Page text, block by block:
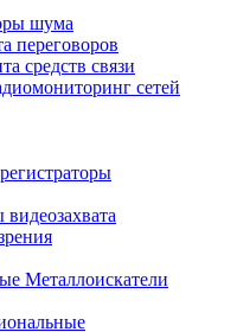
шума
переговоров
средств связи
сетей
Металлоискатели